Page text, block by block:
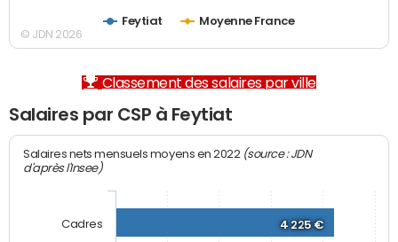
Feytiat Moyenne France
© JDN 2026
Classement des salaires par ville
Salaires par CSP à Feytiat
Salaires nets mensuels moyens en 2022 (source : JDN
d'après l'Insee)
4 225 €
Cadres